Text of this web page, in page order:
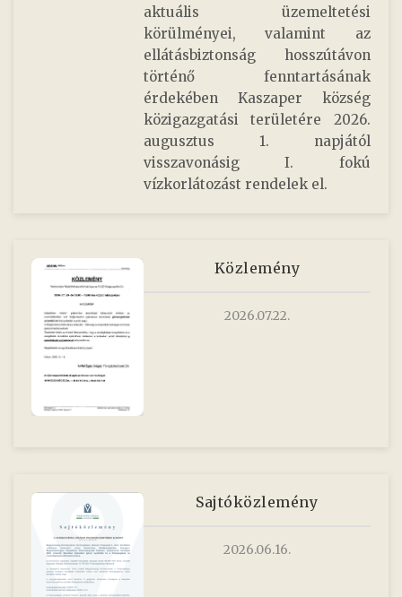
aktuális üzemeltetési
körülményei, valamint az
ellátásbiztonság hosszútávon
történő fenntartásának
érdekében Kaszaper község
közigazgatási területére 2026.
augusztus 1. napjától
visszavonásig I. fokú
vízkorlátozást rendelek el.
Közlemény
2026.07.22.
Sajtóközlemény
2026.06.16.